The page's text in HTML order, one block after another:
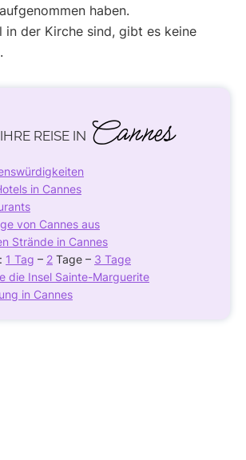
haben.
in der Kirche sind, gibt es keine
REISE IN Cannes
in Cannes
von Cannes aus
Strände in Cannes
1 Tag – 2 Tage – 3 Tage
die Insel Sainte-Marguerite
in Cannes